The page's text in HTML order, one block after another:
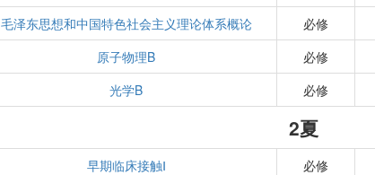
毛泽东思想和中国特色社会主义理论体系概论 必修
原子物理B 必修
光学B 必修
2夏
早期临床接触Ⅰ 必修